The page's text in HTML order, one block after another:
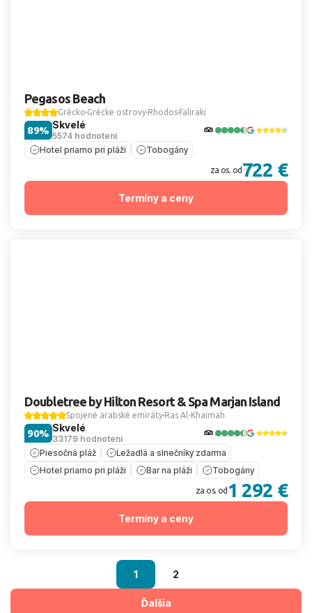
Pegasos Beach
Grécko Grécke ostrovy Rhodos Faliraki
Skvelé
5574 hodnotení
89%
Hotel priamo pri pláži Tobogány
za os. od 722 €
Termíny a ceny
Doubletree by Hilton Resort & Spa Marjan Island
Spojené arabské emiráty Ras Al-Khaimah
Skvelé
33179 hodnotení
90%
Piesočná pláž
Ležadlá a slnečníky zdarma
Hotel priamo pri pláži
Bar na pláži Tobogány
za os. od 1 292 €
Termíny a ceny
1 2
Ďalšia